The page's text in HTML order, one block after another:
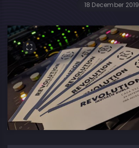
18 December 2019